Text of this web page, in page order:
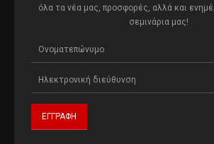
όλα τα νέα μας, προσφορές, αλλά και
σεμινάρια μας!